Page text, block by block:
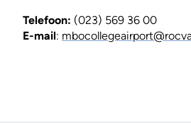
Telefoon: (023) 569 36 00
E-mail: